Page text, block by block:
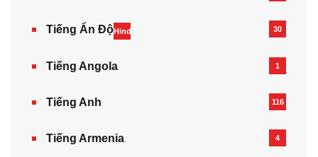
Tiếng Ấn ĐộHindi 30
Tiếng Angola 1
Tiếng Anh 116
Tiếng Armenia‎ 4